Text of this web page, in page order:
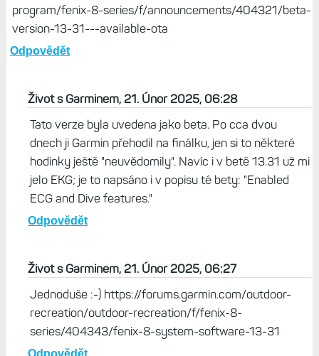
program/fenix-8-series/f/announcements/404321/beta-
version-13-31---available-ota
Odpovědět
Život s Garminem, 21. Únor 2025, 06:28
Tato verze byla uvedena jako beta. Po cca dvou
dnech ji Garmin přehodil na finálku, jen si to některé
hodinky ještě "neuvědomily". Navíc i v betě 13.31 už mi
jelo EKG; je to napsáno i v popisu té bety: "Enabled
ECG and Dive features."
Odpovědět
Život s Garminem, 21. Únor 2025, 06:27
Jednoduše :-) https://forums.garmin.com/outdoor-
recreation/outdoor-recreation/f/fenix-8-
series/404343/fenix-8-system-software-13-31